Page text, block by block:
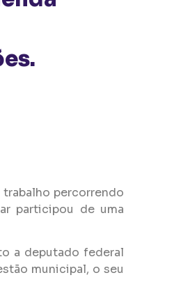
trabalho percorrendo
participou de uma
a deputado federal
municipal, o seu